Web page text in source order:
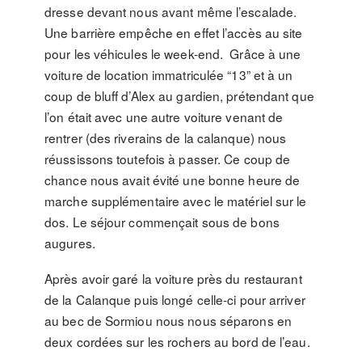
dresse devant nous avant même l’escalade.
Une barrière empêche en effet l’accès au site
pour les véhicules le week-end. Grâce à une
voiture de location immatriculée “13” et à un
coup de bluff d’Alex au gardien, prétendant que
l’on était avec une autre voiture venant de
rentrer (des riverains de la calanque) nous
réussissons toutefois à passer. Ce coup de
chance nous avait évité une bonne heure de
marche supplémentaire avec le matériel sur le
dos. Le séjour commençait sous de bons
augures.
Après avoir garé la voiture près du restaurant
de la Calanque puis longé celle-ci pour arriver
au bec de Sormiou nous nous séparons en
deux cordées sur les rochers au bord de l’eau.